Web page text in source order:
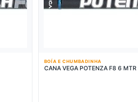
BOÍA E CHUMBADINHA
CANA VEGA POTENZA F8 6 MTR